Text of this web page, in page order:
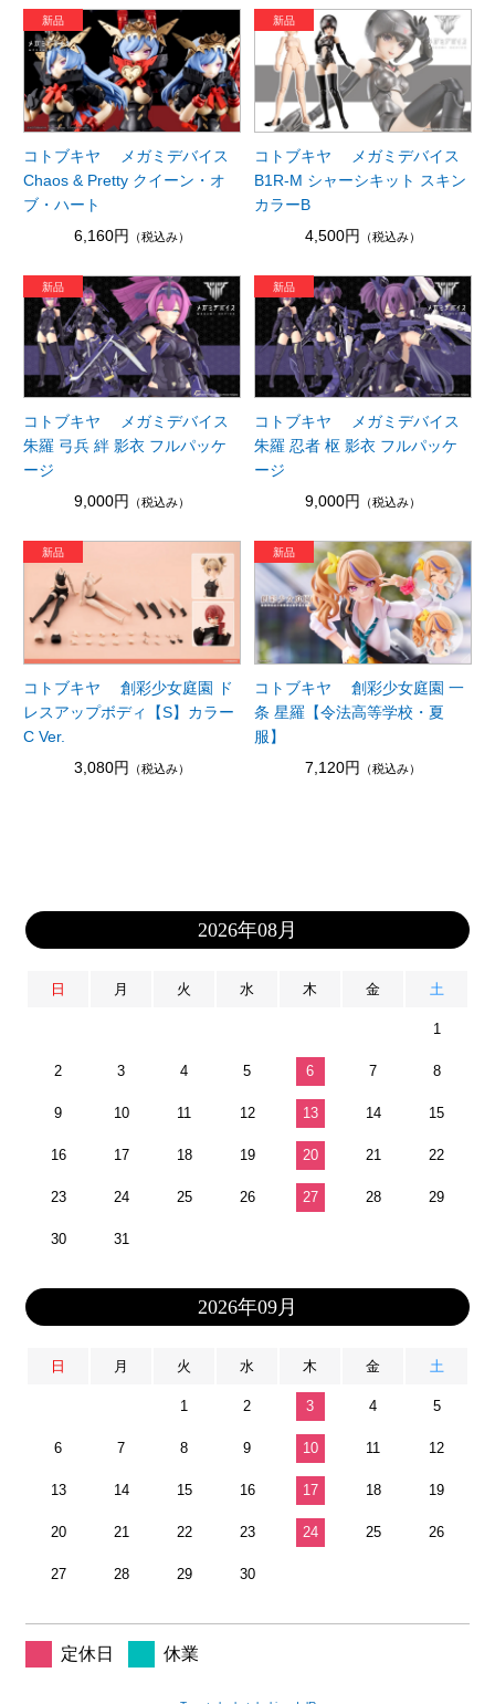
コトブキヤ メガミデバイス
Chaos & Pretty クイーン・オ
ブ・ハート
6,160円
（税込み）
コトブキヤ メガミデバイス
B1R-M シャーシキット スキン
カラーB
4,500円
（税込み）
コトブキヤ メガミデバイス
朱羅 弓兵 絆 影衣 フルパッケ
ージ
9,000円
（税込み）
コトブキヤ メガミデバイス
朱羅 忍者 枢 影衣 フルパッケ
ージ
9,000円
（税込み）
コトブキヤ 創彩少女庭園 ド
レスアップボディ【S】カラー
C Ver.
3,080円
（税込み）
コトブキヤ 創彩少女庭園 一
条 星羅【令法高等学校・夏
服】
7,120円
（税込み）
2026年08月
日 月 火 水 木 金 土
1
2 3 4 5 6 7 8
9 10 11 12 13 14 15
16 17 18 19 20 21 22
23 24 25 26 27 28 29
30 31
2026年09月
日 月 火 水 木 金 土
1 2 3 4 5
6 7 8 9 10 11 12
13 14 15 16 17 18 19
20 21 22 23 24 25 26
27 28 29 30
定休日 休業